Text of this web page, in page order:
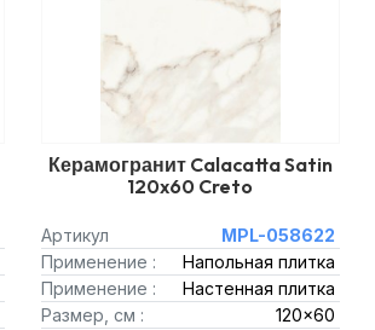
Керамогранит Calacatta Satin
120x60 Creto
Артикул
MPL-058622
Применение :
Напольная плитка
Применение :
Настенная плитка
Размер, см :
120x60